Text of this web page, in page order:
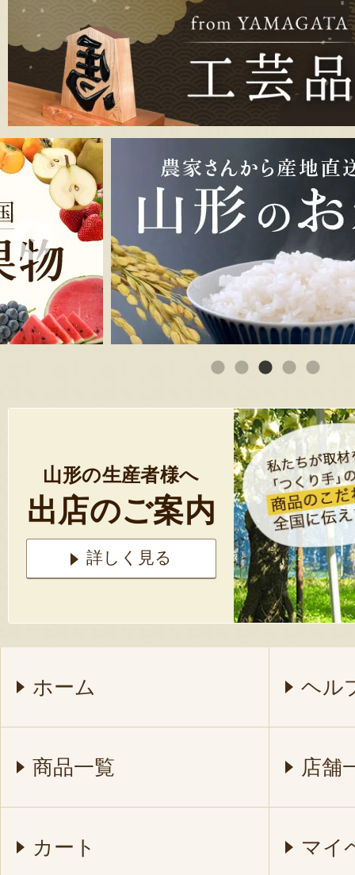
山形の生産者様へ
出店のご案内
詳しく見る
ホーム ヘル
商品一覧 店舗
カート マイ